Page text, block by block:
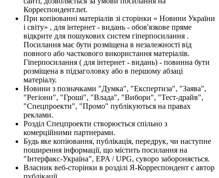
Корреспондент.net.
При копіюванні матеріалів зі сторінки « Новини України
і світу» , для інтернет - видань - обов'язкове пряме
відкрите для пошукових систем гіперпосилання .
Посилання має бути розміщена в незалежності від
повного або часткового використання матеріалів.
Гіперпосилання ( для інтернет - видань) - повинна бути
розміщена в підзаголовку або в першому абзаці
матеріалу.
Новини з позначками "Думка", "Експертиза", "Заява",
"Регіони", "Гроші", "Влада", "Вибори", "Тест-драйв",
"Спецпроекти", "Промо" публікуються на правах
реклами.
Розділ Спецпроекти створюється спільно з
комерційними партнерами.
Будь яке копіювання, публікація, передрук, чи наступне
поширення інформації, що містить посилання на
"Інтерфакс-Україна", EPA / UPG, суворо забороняється.
Власник веб-сторінки в розділі Я-Корреспондент є автор
публікації.